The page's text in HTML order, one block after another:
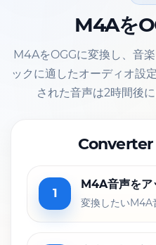
M4Aを
M4AをOGGに変換し、音
ックに適したオーディオ設
された音声は2時間後
Converter
1
M4A音声をア
変換したいM4A